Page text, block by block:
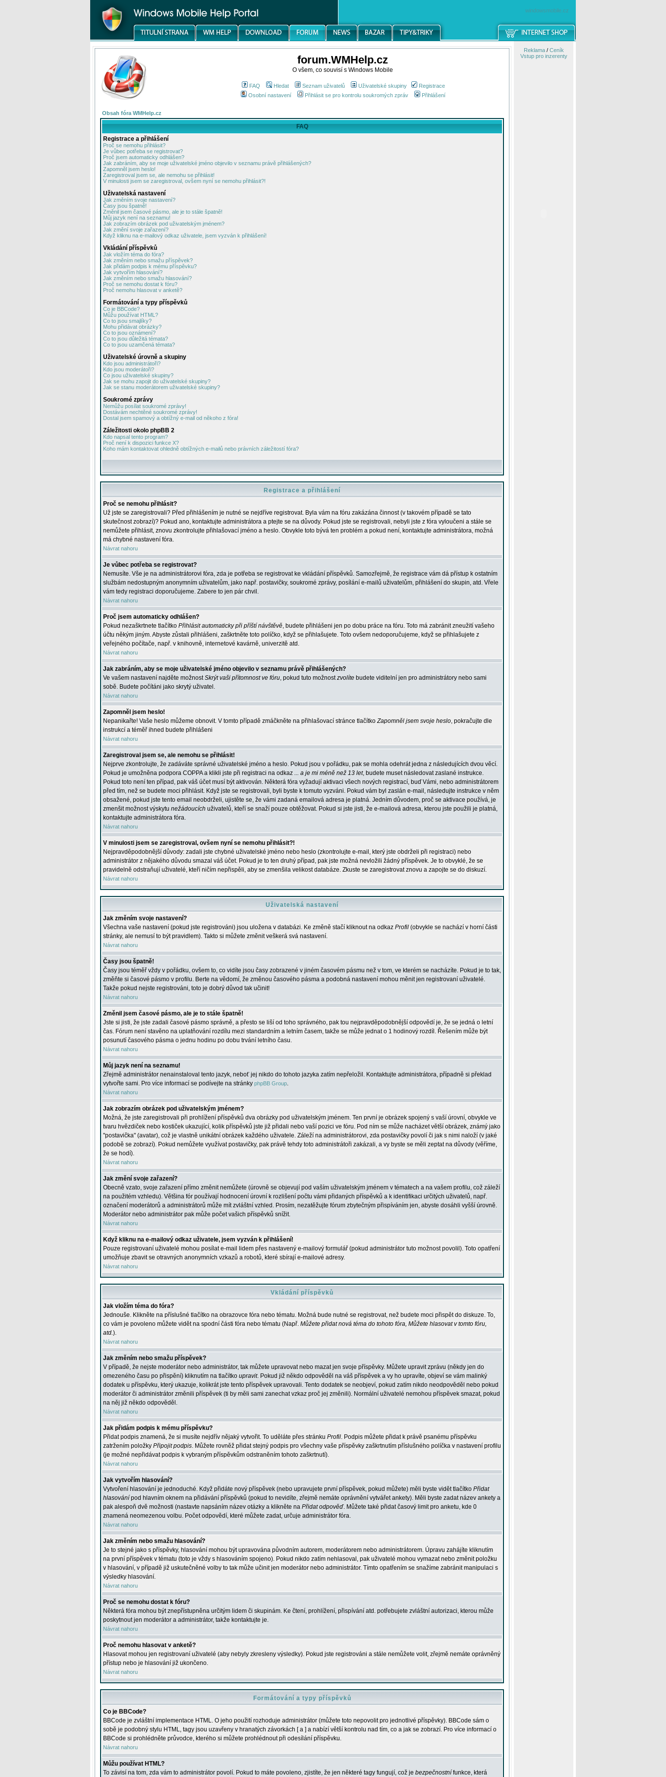
windowsmobile.cz
forum.WMHelp.cz
O všem, co souvisí s Windows Mobile
FAQ Hledat Seznam uživatelů Uživatelské skupiny
Registrace
Osobní nastavení
Přihlásit se pro kontrolu soukromých zpráv Přihlášení
Obsah fóra WMHelp.cz
FAQ
Registrace a přihlášení
Proč se nemohu přihlásit?
Je vůbec potřeba se registrovat?
Proč jsem automaticky odhlášen?
Jak zabráním, aby se moje uživatelské jméno objevilo v seznamu právě přihlášených?
Zapomněl jsem heslo!
Zaregistroval jsem se, ale nemohu se přihlásit!
V minulosti jsem se zaregistroval, ovšem nyní se nemohu přihlásit?!
Uživatelská nastavení
Jak změním svoje nastavení?
Časy jsou špatně!
Změnil jsem časové pásmo, ale je to stále špatně!
Můj jazyk není na seznamu!
Jak zobrazím obrázek pod uživatelským jménem?
Jak změní svoje zařazení?
Když kliknu na e-mailový odkaz uživatele, jsem vyzván k přihlášení!
Vkládání příspěvků
Jak vložím téma do fóra?
Jak změním nebo smažu příspěvek?
Jak přidám podpis k mému příspěvku?
Jak vytvořím hlasování?
Jak změním nebo smažu hlasování?
Proč se nemohu dostat k fóru?
Proč nemohu hlasovat v anketě?
Formátování a typy příspěvků
Co je BBCode?
Můžu používat HTML?
Co to jsou smajlíky?
Mohu přidávat obrázky?
Co to jsou oznámení?
Co to jsou důležitá témata?
Co to jsou uzamčená témata?
Uživatelské úrovně a skupiny
Kdo jsou administrátoři?
Kdo jsou moderátoři?
Co jsou uživatelské skupiny?
Jak se mohu zapojit do uživatelské skupiny?
Jak se stanu moderátorem uživatelské skupiny?
Soukromé zprávy
Nemůžu posílat soukromé zprávy!
Dostávám nechtěné soukromé zprávy!
Dostal jsem spamový a obtížný e-mail od někoho z fóra!
Záležitosti okolo phpBB 2
Kdo napsal tento program?
Proč není k dispozici funkce X?
Koho mám kontaktovat ohledně obtížných e-mailů nebo právních záležitostí fóra?
Registrace a přihlášení
Proč se nemohu přihlásit?
Už jste se zaregistrovali? Před přihlášením je nutné se nejdříve registrovat. Byla vám na fóru zakázána činnost (v takovém případě se tato
skutečnost zobrazí)? Pokud ano, kontaktujte administrátora a ptejte se na důvody. Pokud jste se registrovali, nebyli jste z fóra vyloučeni a stále se
nemůžete přihlásit, znovu zkontrolujte přihlašovací jméno a heslo. Obvykle toto bývá ten problém a pokud není, kontaktujte administrátora, možná
má chybné nastavení fóra.
Návrat nahoru
Je vůbec potřeba se registrovat?
Nemusíte. Vše je na administrátorovi fóra, zda je potřeba se registrovat ke vkládání příspěvků. Samozřejmě, že registrace vám dá přístup k ostatním
službám nedostupným anonymním uživatelům, jako např. postavičky, soukromé zprávy, posílání e-mailů uživatelům, přihlášení do skupin, atd. Vřele
vám tedy registraci doporučujeme. Zabere to jen pár chvil.
Návrat nahoru
Proč jsem automaticky odhlášen?
Pokud nezaškrtnete tlačítko Přihlásit automaticky při příští návštěvě, budete přihlášeni jen po dobu práce na fóru. Toto má zabránit zneužití vašeho
účtu někým jiným. Abyste zůstali přihlášeni, zaškrtněte toto políčko, když se přihlašujete. Toto ovšem nedoporučujeme, když se přihlašujete z
veřejného počítače, např. v knihovně, internetové kavárně, univerzitě atd.
Návrat nahoru
Jak zabráním, aby se moje uživatelské jméno objevilo v seznamu právě přihlášených?
Ve vašem nastavení najděte možnostSkrýt vaši přítomnost ve fóru, pokud tuto možnostzvolíte budete viditelní jen pro administrátory nebo sami
sobě. Budete počítáni jako skrytý uživatel.
Návrat nahoru
Zapomněl jsem heslo!
Nepanikařte! Vaše heslo můžeme obnovit. V tomto případě zmáčkněte na přihlašovací stránce tlačítkoZapomněl jsem svoje heslo, pokračujte dle
instrukcí a téměř ihned budete přihlášeni
Návrat nahoru
Zaregistroval jsem se, ale nemohu se přihlásit!
Nejprve zkontrolujte, že zadáváte správné uživatelské jméno a heslo. Pokud jsou v pořádku, pak se mohla odehrát jedna z následujících dvou věcí.
Pokud je umožněna podpora COPPA a klikli jste při registraci na odkaz ... a je mi méně než 13 let, budete muset následovat zaslané instrukce.
Pokud toto není ten případ, pak váš účet musí být aktivován. Některá fóra vyžadují aktivaci všech nových registrací, buď Vámi, nebo administrátorem
před tím, než se budete moci přihlásit. Když jste se registrovali, byli byste k tomuto vyzváni. Pokud vám byl zaslán e-mail, následujte instrukce v něm
obsažené, pokud jste tento email neobdrželi, ujistěte se, že vámi zadaná emailová adresa je platná. Jedním důvodem, proč se aktivace používá, je
zmenšit možnost výskytu nežádoucích uživatelů, kteří se snaží pouze obtěžovat. Pokud si jste jisti, že e-mailová adresa, kterou jste použili je platná,
kontaktujte administrátora fóra.
Návrat nahoru
V minulosti jsem se zaregistroval, ovšem nyní se nemohu přihlásit?!
Nejpravděpodobnější důvody: zadali jste chybné uživatelské jméno nebo heslo (zkontrolujte e-mail, který jste obdrželi při registraci) nebo
administrátor z nějakého důvodu smazal váš účet. Pokud je to ten druhý případ, pak jste možná nevložili žádný příspěvek. Je to obvyklé, že se
pravidelně odstraňují uživatelé, kteří ničím nepřispěli, aby se zmenšila velikost databáze. Zkuste se zaregistrovat znovu a zapojte se do diskuzí.
Návrat nahoru
Uživatelská nastavení
Jak změním svoje nastavení?
Všechna vaše nastavení (pokud jste registrováni) jsou uložena v databázi. Ke změně stačí kliknout na odkaz Profil (obvykle se nachází v horní části
stránky, ale nemusí to být pravidlem). Takto si můžete změnit veškerá svá nastavení.
Návrat nahoru
Časy jsou špatně!
Časy jsou téměř vždy v pořádku, ovšem to, co vidíte jsou časy zobrazené v jiném časovém pásmu než v tom, ve kterém se nacházíte. Pokud je to tak,
změňte si časové pásmo v profilu. Berte na vědomí, že změnou časového pásma a podobná nastavení mohou měnit jen registrovaní uživatelé.
Takže pokud nejste registrováni, toto je dobrý důvod tak učinit!
Návrat nahoru
Změnil jsem časové pásmo, ale je to stále špatně!
Jste si jisti, že jste zadali časové pásmo správně, a přesto se liší od toho správného, pak tou nejpravděpodobnější odpovědí je, že se jedná o letní
čas. Fórum není stavěno na uplatňování rozdílu mezi standardním a letním časem, takže se může jednat o 1 hodinový rozdíl. Řešením může být
posunutí časového pásma o jednu hodinu po dobu trvání letního času.
Návrat nahoru
Můj jazyk není na seznamu!
Zřejmě administrátor nenainstaloval tento jazyk, neboť jej nikdo do tohoto jazyka zatím nepřeložil. Kontaktujte administrátora, případně si překlad
vytvořte sami. Pro více informací se podívejte na stránky phpBB Group.
Návrat nahoru
Jak zobrazím obrázek pod uživatelským jménem?
Možná, že jste zaregistrovali při prohlížení příspěvků dva obrázky pod uživatelským jménem. Ten první je obrázek spojený s vaší úrovní, obvykle ve
tvaru hvězdiček nebo kostiček ukazující, kolik příspěvků jste již přidali nebo vaší pozici ve fóru. Pod ním se může nacházet větší obrázek, známý jako
"postavička" (avatar), což je vlastně unikátní obrázek každého uživatele. Záleží na administrátorovi, zda postavičky povolí či jak s nimi naloží (v jaké
podobě se zobrazí). Pokud nemůžete využívat postavičky, pak právě tehdy toto administrátoři zakázali, a vy byste se měli zeptat na důvody (věříme,
že se hodí).
Návrat nahoru
Jak změní svoje zařazení?
Obecně vzato, svoje zařazení přímo změnit nemůžete (úrovně se objevují pod vaším uživatelským jménem v tématech a na vašem profilu, což záleží
na použitém vzhledu). Většina fór používají hodnocení úrovní k rozlišení počtu vámi přidaných příspěvků a k identifikaci určitých uživatelů, např.
označení moderátorů a administrátorů může mít zvláštní vzhled. Prosím, nezatěžujte fórum zbytečným přispíváním jen, abyste dosáhli vyšší úrovně.
Moderátor nebo administrátor pak může počet vašich příspěvků snížit.
Návrat nahoru
Když kliknu na e-mailový odkaz uživatele, jsem vyzván k přihlášení!
Pouze registrovaní uživatelé mohou posílat e-mail lidem přes nastavený e-mailový formulář (pokud administrátor tuto možnost povolil). Toto opatření
umožňuje zbavit se otravných anonymních vzkazů a robotů, které sbírají e-mailové adresy.
Návrat nahoru
Vkládání příspěvků
Jak vložím téma do fóra?
Jednouše. Klikněte na příslušné tlačítko na obrazovce fóra nebo tématu. Možná bude nutné se registrovat, než budete moci přispět do diskuze. To,
co vám je povoleno můžete vidět na spodní části fóra nebo tématu (Např. Můžete přidat nová téma do tohoto fóra, Můžete hlasovat v tomto fóru,
atd.).
Návrat nahoru
Jak změním nebo smažu příspěvek?
V případě, že nejste moderátor nebo administrátor, tak můžete upravovat nebo mazat jen svoje příspěvky. Můžete upravit zprávu (někdy jen do
omezeného času po přispění) kliknutím na tlačítko upravit. Pokud již někdo odpověděl na váš příspěvek a vy ho upravíte, objeví se vám malinký
dodatek u příspěvku, který ukazuje, kolikrát jste tento příspěvek upravovali. Tento dodatek se neobjeví, pokud zatím nikdo neodpověděl nebo pokud
moderátor či administrátor změnili příspěvek (ti by měli sami zanechat vzkaz proč jej změnili). Normální uživatelé nemohou příspěvek smazat, pokud
na něj již někdo odpověděl.
Návrat nahoru
Jak přidám podpis k mému příspěvku?
Přidat podpis znamená, že si musíte nejdřív nějaký vytvořit. To uděláte přes stránku Profil. Podpis můžete přidat k právě psanému příspěvku
zatržením položky Připojit podpis. Můžete rovněž přidat stejný podpis pro všechny vaše příspěvky zaškrtnutím příslušného políčka v nastavení profilu
(je možné nepřidávat podpis k vybraným příspěvkům odstraněním tohoto zaškrtnutí).
Návrat nahoru
Jak vytvořím hlasování?
Vytvoření hlasování je jednoduché. Když přidáte nový příspěvek (nebo upravujete první příspěvek, pokud můžete) měli byste vidět tlačítko Přidat
hlasování pod hlavním oknem na přidávání příspěvků (pokud to nevidíte, zřejmě nemáte oprávnění vytvářet ankety). Měli byste zadat název ankety a
pak alespoň dvě možnosti (nastavte napsáním název otázky a klikněte na Přidat odpověď. Můžete také přidat časový limit pro anketu, kde 0
znamená neomezenou volbu. Počet odpovědí, které můžete zadat, určuje administrátor fóra.
Návrat nahoru
Jak změním nebo smažu hlasování?
Je to stejné jako s příspěvky, hlasování mohou být upravována původním autorem, moderátorem nebo administrátorem. Úpravu zahájíte kliknutím
na první příspěvek v tématu (toto je vždy s hlasováním spojeno). Pokud nikdo zatím nehlasoval, pak uživatelé mohou vymazat nebo změnit položku
v hlasování, v případě již uskutečněné volby to tak může učinit jen moderátor nebo administrátor. Tímto opatřením se snažíme zabránit manipulaci s
výsledky hlasování.
Návrat nahoru
Proč se nemohu dostat k fóru?
Některá fóra mohou být znepřístupněna určitým lidem či skupinám. Ke čtení, prohlížení, přispívání atd. potřebujete zvláštní autorizaci, kterou může
poskytnout jen moderátor a administrátor, takže kontaktujte je.
Návrat nahoru
Proč nemohu hlasovat v anketě?
Hlasovat mohou jen registrovaní uživatelé (aby nebyly zkresleny výsledky). Pokud jste registrováni a stále nemůžete volit, zřejmě nemáte oprávněný
přístup nebo je hlasování již ukončeno.
Návrat nahoru
Formátování a typy příspěvků
Co je BBCode?
BBCode je zvláštní implementace HTML. O jeho použití rozhoduje administrátor (můžete toto nepovolit pro jednotlivé příspěvky). BBCode sám o
sobě je podobný stylu HTML, tagy jsou uzavřeny v hranatých závorkách [ a ] a nabízí větší kontrolu nad tím, co a jak se zobrazí. Pro více informací o
BBCode si prohlédněte průvodce, kterého si můžete prohlédnout při odesílání příspěvku.
Návrat nahoru
Můžu používat HTML?
To závisí na tom, zda vám to administrátor povolí. Pokud to máte povoleno, zjistíte, že jen některé tagy fungují, což je bezpečnostní funkce, která
Reklama/ Ceník
Vstup pro inzerenty